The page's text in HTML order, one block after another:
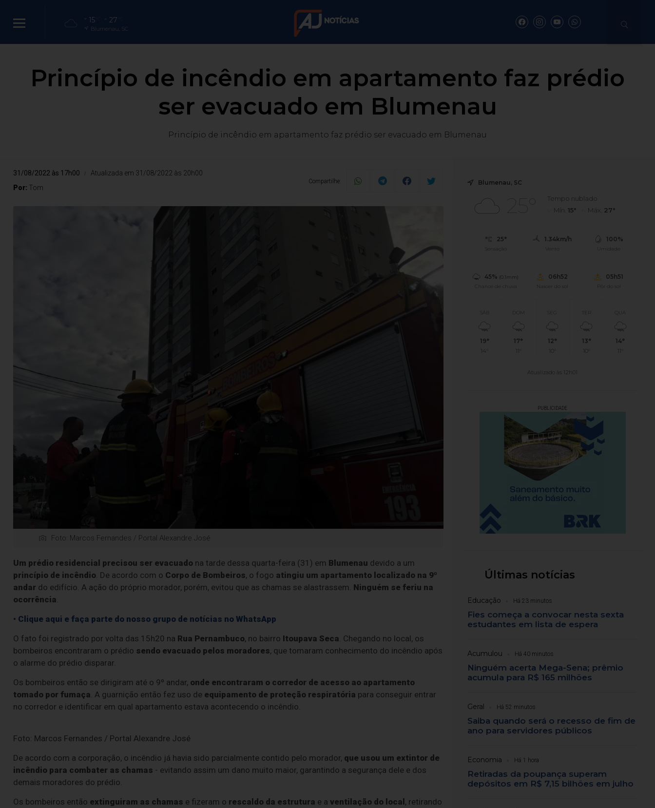
15 27
Blumenau, SC
Princípio de incêndio em apartamento faz prédio
ser evacuado em Blumenau
Princípio de incêndio em apartamento faz prédio ser evacuado em Blumenau
31/08/2022 às 17h00
Atualizada em 31/08/2022 às 20h00
Por: Tom
Compartilhe:
Foto: Marcos Fernandes / Portal Alexandre José
Um prédio residencial precisou ser evacuado na tarde dessa quarta-feira (31) em Blumenau devido a um
princípio de incêndio. De acordo com o Corpo de Bombeiros, o fogo atingiu um apartamento localizado na 9º
andar do edifício. A ação do próprio morador, porém, evitou que as chamas se alastrassem. Ninguém se feriu na
ocorrência.
• Clique aqui e faça parte do nosso grupo de notícias no WhatsApp
O fato foi registrado por volta das 15h20 na Rua Pernambuco, no bairro Itoupava Seca. Chegando no local, os
bombeiros encontraram o prédio sendo evacuado pelos moradores, que tomaram conhecimento do incêndio após
o alarme do prédio disparar.
Os bombeiros então se dirigiram até o 9º andar, onde encontraram o corredor de acesso ao apartamento
tomado por fumaça. A guarnição então fez uso de equipamento de proteção respiratória para conseguir entrar
no corredor e identificar em qual apartamento estava acontecendo o incêndio.
Foto: Marcos Fernandes / Portal Alexandre José
De acordo com a corporação, o incêndio já havia sido parcialmente contido pelo morador, que usou um extintor de
incêndio para combater as chamas - evitando assim um dano muito maior, garantindo a segurança dele e dos
demais moradores do prédio.
Os bombeiros então extinguiram as chamas e fizeram o rescaldo da estrutura e a ventilação do local , retirando
Blumenau, SC
25°
Tempo nublado
Mín.15° Máx. 27°
25°
Sensação
1.34km/h
Vento
100%
Umidade
45% (0.1mm)
Chance de chuva
06h52
Nascer do sol
05h51
Pôr do sol
SÁB
19°
14°
DOM
17°
11°
12°
10°
TER
13°
10°
QUA
14°
11°
Atualizado às 12h01
PUBLICIDADE
Últimas notícias
Educação Há 23 minutos
Fies começa a convocar nesta sexta
estudantes em lista de espera
Acumulou Há 40 minutos
Ninguém acerta Mega-Sena; prêmio
acumula para R$ 165 milhões
Geral Há 52 minutos
Saiba quando será o recesso de fim de
ano para servidores públicos
Economia Há 1 hora
Retiradas da poupança superam
depósitos em R$ 7,15 bilhões em julho